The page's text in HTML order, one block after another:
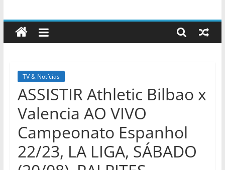
TV & Notícias
ASSISTIR Athletic Bilbao x
Valencia AO VIVO
Campeonato Espanhol
22/23, LA LIGA, SÁBADO